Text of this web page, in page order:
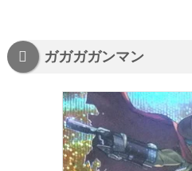
ガガガガンマン